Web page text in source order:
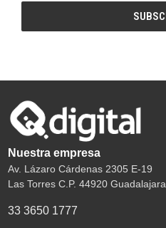
Nuestra empresa
Av. Lázaro Cárdenas 2305 E-19
Las Torres C.P. 44920 Guadalajara.
33 3650 1777